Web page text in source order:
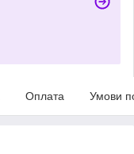
Оплата Умови